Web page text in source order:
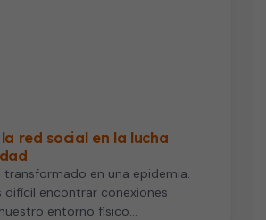
red social en la lucha
transformado en una epidemia.
difícil encontrar conexiones
entorno físico…